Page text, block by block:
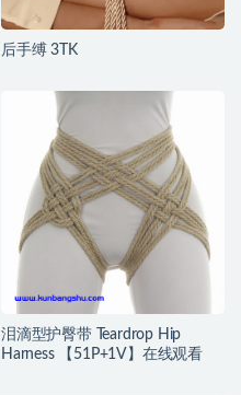
后手缚 3TK
泪滴型护臀带 Teardrop Hip
Harness 【51P+1V】在线观看